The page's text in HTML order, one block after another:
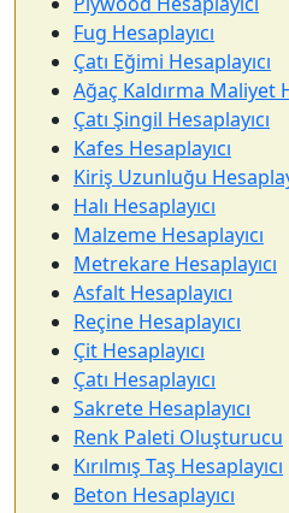
Fug Hesaplayıcı
Çatı Eğimi Hesaplayıcı
Ağaç Kaldırma Maliyet
Çatı Şingil Hesaplayıcı
Kafes Hesaplayıcı
Kiriş Uzunluğu
Halı Hesaplayıcı
Malzeme Hesaplayıcı
Metrekare Hesaplayıcı
Asfalt Hesaplayıcı
Reçine Hesaplayıcı
Çit Hesaplayıcı
Çatı Hesaplayıcı
Sakrete Hesaplayıcı
Renk Paleti Oluşturucu
Kırılmış Taş Hesaplayıcı
Beton Hesaplayıcı